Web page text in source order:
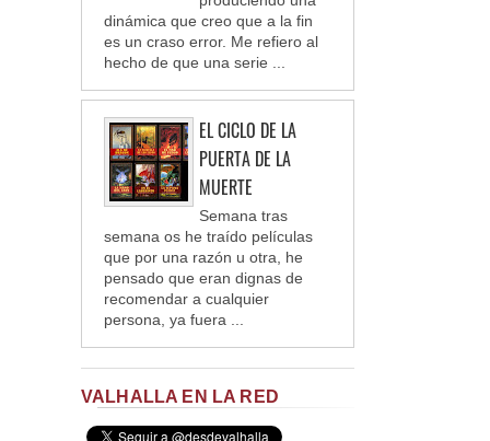
dinámica que creo que a la fin
es un craso error. Me refiero al
hecho de que una serie ...
EL CICLO DE LA
PUERTA DE LA
MUERTE
Semana tras
semana os he traído películas
que por una razón u otra, he
pensado que eran dignas de
recomendar a cualquier
persona, ya fuera ...
VALHALLA EN LA RED